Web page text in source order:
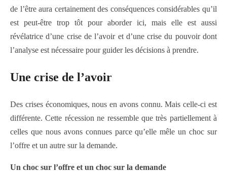
de l’être aura certainement des conséquences considérables qu’il
est peut-être trop tôt pour aborder ici, mais elle est aussi
révélatrice d’une crise de l’avoir et d’une crise du pouvoir dont
l’analyse est nécessaire pour guider les décisions à prendre.
Une crise de l’avoir
Des crises économiques, nous en avons connu. Mais celle-ci est
différente. Cette récession ne ressemble que très partiellement à
celles que nous avons connues parce qu’elle mêle un choc sur
l’offre et un autre sur la demande.
Un choc sur l’offre et un choc sur la demande